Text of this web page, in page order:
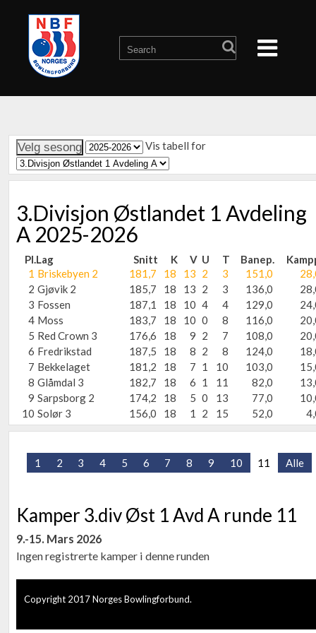
Vis tabell for
3.Divisjon Østlandet 1 Avdeling
A 2025-2026
Pl.Lag Snitt K V U T Banep.
1 Briskebyen 2 181,7 18 13 2 3 151,0
2 Gjøvik 2 185,7 18 13 2 3 136,0
3 Fossen 187,1 18 10 4 4 129,0
4 Moss 183,7 18 10 0 8 116,0
5 Red Crown 3 176,6 18 9 2 7 108,0
6 Fredrikstad 187,5 18 8 2 8 124,0
7 Bekkelaget 181,2 18 7 1 10 103,0
8 Glåmdal 3 182,7 18 6 1 11 82,0
9 Sarpsborg 2 174,2 18 5 0 13 77,0
10 Solør 3 156,0 18 1 2 15 52,0
1 2 3 4 5 6 7 8 9 10 11 Alle
Kamper 3.div Øst 1 Avd A runde 11
9.-15. Mars 2026
Ingen registrerte kamper i denne runden
Copyright 2017 Norges Bowlingforbund.